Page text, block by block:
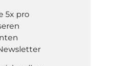
5x pro